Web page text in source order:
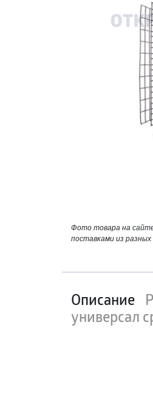
Фото товара на
поставками из
Описание
универсал